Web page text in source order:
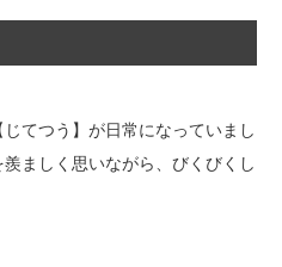
てつう】が日常になっていまし
ましく思いながら、びくびくし